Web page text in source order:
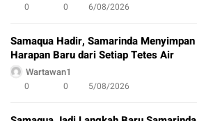
0 0 6/08/2026
Samaqua Hadir, Samarinda Menyimpan
Harapan Baru dari Setiap Tetes Air
Wartawan1
0 0 5/08/2026